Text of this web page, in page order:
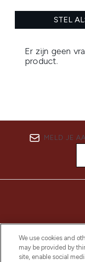
MELD JE
We use cookies and
may be provided by
site, enable social